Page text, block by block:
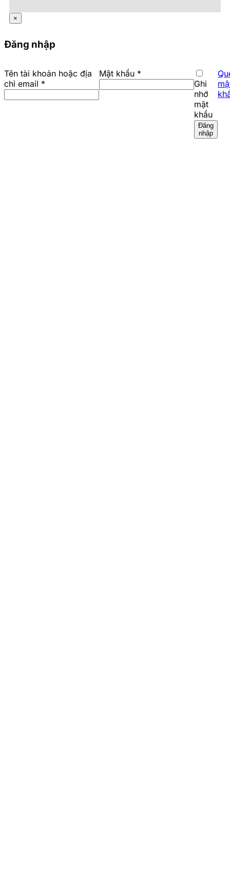
×
Đăng nhập
Tên tài khoản hoặc địa
chỉ email *
buộc
Mật khẩu *
buộc
Ghi
nhớ
mật
khẩu
Đăng
nhập